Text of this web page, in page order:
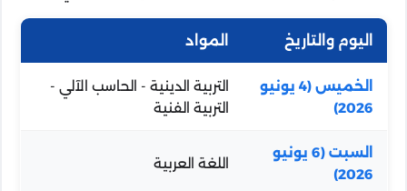
اليوم والتاريخ المواد
الخميس (4 يونيو
2026)
التربية الدينية - الحاسب الآلي -
التربية الفنية
السبت (6 يونيو
2026)
اللغة العربية